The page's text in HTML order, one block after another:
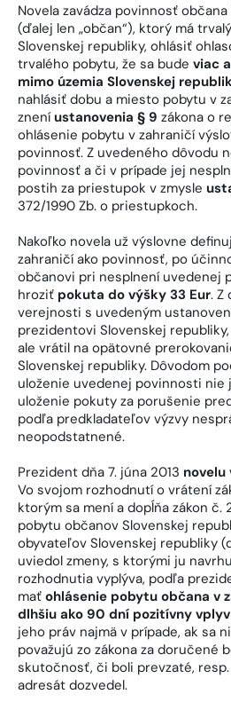
Novela zavádza povinnosť
(ďalej len „občan“), ktorý má
Slovenskej republiky, ohlásiť
trvalého pobytu, že sa bude viac
mimo územia Slovenskej
nahlásiť dobu a miesto pobytu v
znení ustanovenia § 9 zákona o
ohlásenie pobytu v zahraničí
povinnosť. Z uvedeného dôvodu
povinnosť a či v prípade jej
postih za priestupok v zmysle
372/1990 Zb. o priestupkoch.
Nakoľko novela už výslovne
zahraničí ako povinnosť, po
občanovi pri nesplnení uvedenej
hroziť pokuta do výšky 33 Eur. Z
verejnosti s uvedeným
prezidentovi Slovenskej
ale vrátil na opätovné
Slovenskej republiky. Dôvodom
uloženie uvedenej povinnosti nie
uloženie pokuty za porušenie
podľa predkladateľov výzvy
neopodstatnené.
Prezident dňa 7. júna 2013 novelu
Vo svojom rozhodnutí o vrátení
ktorým sa mení a dopĺňa zákon č.
pobytu občanov Slovenskej
obyvateľov Slovenskej republiky
uviedol zmeny, s ktorými ju
rozhodnutia vyplýva, podľa
mať ohlásenie pobytu občana v
dlhšiu ako 90 dní pozitívny
jeho práv najmä v prípade, ak sa
považujú zo zákona za doručené
skutočnosť, či boli prevzaté,
adresát dozvedel.